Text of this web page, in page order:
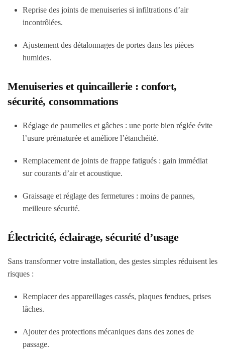
Reprise des joints de menuiseries si infiltrations d’air
incontrôlées.
Ajustement des détalonnages de portes dans les pièces
humides.
Menuiseries et quincaillerie : confort,
sécurité, consommations
Réglage de paumelles et gâches : une porte bien réglée évite
l’usure prématurée et améliore l’étanchéité.
Remplacement de joints de frappe fatigués : gain immédiat
sur courants d’air et acoustique.
Graissage et réglage des fermetures : moins de pannes,
meilleure sécurité.
Électricité, éclairage, sécurité d’usage
Sans transformer votre installation, des gestes simples réduisent les
risques :
Remplacer des appareillages cassés, plaques fendues, prises
lâches.
Ajouter des protections mécaniques dans des zones de
passage.